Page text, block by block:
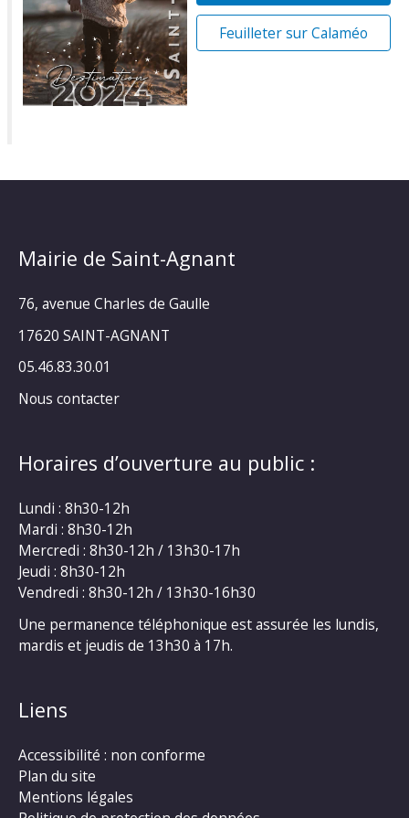
Feuilleter sur Calaméo
Mairie de Saint-Agnant
76, avenue Charles de Gaulle
17620 SAINT-AGNANT
05.46.83.30.01
Nous contacter
Horaires d’ouverture au public :
Lundi : 8h30-12h
Mardi : 8h30-12h
Mercredi : 8h30-12h / 13h30-17h
Jeudi : 8h30-12h
Vendredi : 8h30-12h / 13h30-16h30
Une permanence téléphonique est assurée les lundis,
mardis et jeudis de 13h30 à 17h.
Liens
Accessibilité : non conforme
Plan du site
Mentions légales